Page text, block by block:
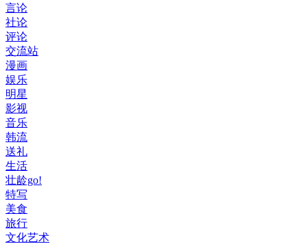
言论
社论
评论
交流站
漫画
娱乐
明星
影视
音乐
韩流
送礼
生活
壮龄go!
特写
美食
旅行
文化艺术